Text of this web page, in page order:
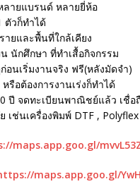
ลายแบรนด์ หลายยี่ห้อ
ตัวก็ทำได้
ายและพื้นที่ใกล้เคียง
นักศึกษา ที่ทำเสื้อกิจกรรม
นเริ่มงานจริง ฟรี(หลังมัดจำ)
รือต้องการงานเร่งก็ทำได้
ปี จดทะเบียนพาณิชย์แล้ว เชื่อ
เช่นเครื่องพิมพ์ DTF ,
maps.app.goo.gl/
maps.app.goo.gl/